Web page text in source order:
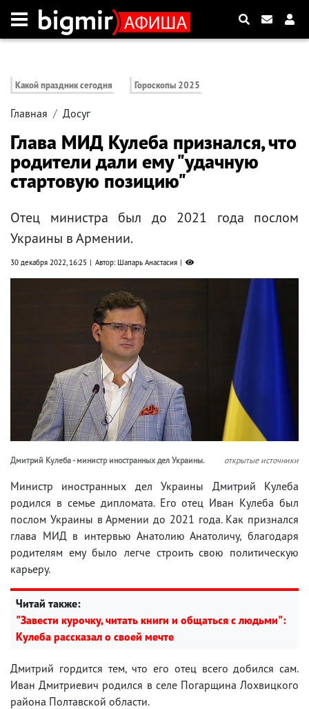
Какой праздник сегодня Гороскопы 2025
Главная Досуг
Глава МИД Кулеба признался, что
родители дали ему "удачную
стартовую позицию"
Отец министра был до 2021 года послом
Украины в Армении.
30 декабря 2022, 16:25 Автор: Шапарь Анастасия
Дмитрий Кулеба - министр иностранных дел Украины. открытые источники
Министр иностранных дел Украины Дмитрий Кулеба
родился в семье дипломата. Его отец Иван Кулеба был
послом Украины в Армении до 2021 года. Как признался
глава МИД в интервью Анатолию Анатоличу, благодаря
родителям ему было легче строить свою политическую
карьеру.
Читай также:
"Завести курочку, читать книги и общаться с людьми":
Кулеба рассказал о своей мечте
Дмитрий гордится тем, что его отец всего добился сам.
Иван Дмитриевич родился в селе Погарщина Лохвицкого
района Полтавской области.